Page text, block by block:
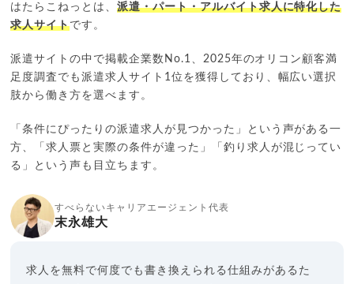
はたらこねっとは、派遣・パート・アルバイト求人に特化した
求人サイトです。
派遣サイトの中で掲載企業数No.1、2025年のオリコン顧客満
足度調査でも派遣求人サイト1位を獲得しており、幅広い選択
肢から働き方を選べます。
「条件にぴったりの派遣求人が見つかった」という声がある一
方、「求人票と実際の条件が違った」「釣り求人が混じってい
る」という声も目立ちます。
すべらないキャリアエージェント代表
末永雄大
求人を無料で何度でも書き換えられる仕組みがあるた